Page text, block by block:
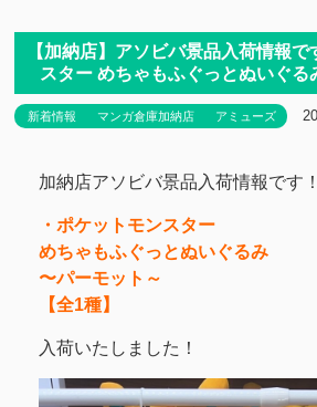
【加納店】アソビバ景品入荷情報
スター めちゃもふぐっとぬいぐる
新着情報 マンガ倉庫加納店 アミューズ
加納店アソビバ景品入荷情報です！
・ポケットモンスター
めちゃもふぐっとぬいぐるみ
〜パーモット～
【全1種】
入荷いたしました！